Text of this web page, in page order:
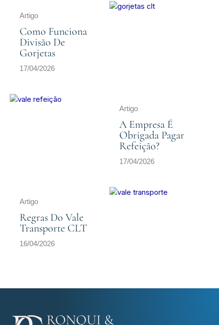
Artigo
Como Funciona
Divisão De
Gorjetas
17/04/2026
Artigo
A Empresa É
Obrigada Pagar
Refeição?
17/04/2026
Artigo
Regras Do Vale
Transporte CLT
16/04/2026